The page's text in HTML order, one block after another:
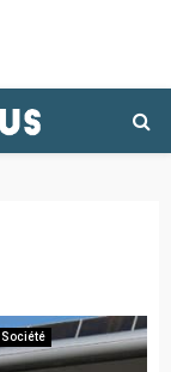
Société